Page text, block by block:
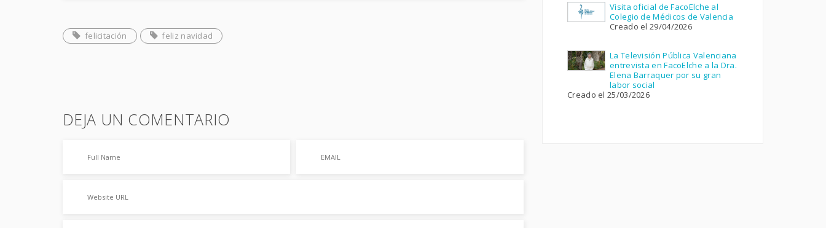
felicitación feliz navidad
DEJA UN COMENTARIO
Visita oficial de FacoElche al
Colegio de Médicos de Valencia
Creado el 29/04/2026
La Televisión Pública Valenciana
entrevista en FacoElche a la Dra.
Elena Barraquer por su gran
labor social
Creado el 25/03/2026